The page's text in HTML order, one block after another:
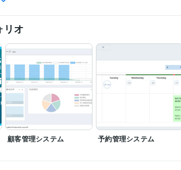
ステム開発
資格 ビジネス相談
・HP作成・EC構築 ホームページ作成やシステム開発承ります
Laravel
リオ
顧客管理システム 予約管理システム